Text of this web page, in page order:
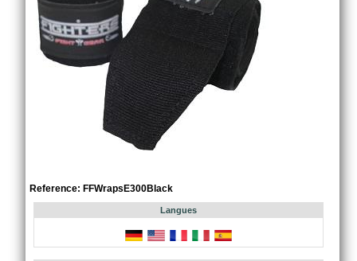
Reference: FFWrapsE300Black
Langues